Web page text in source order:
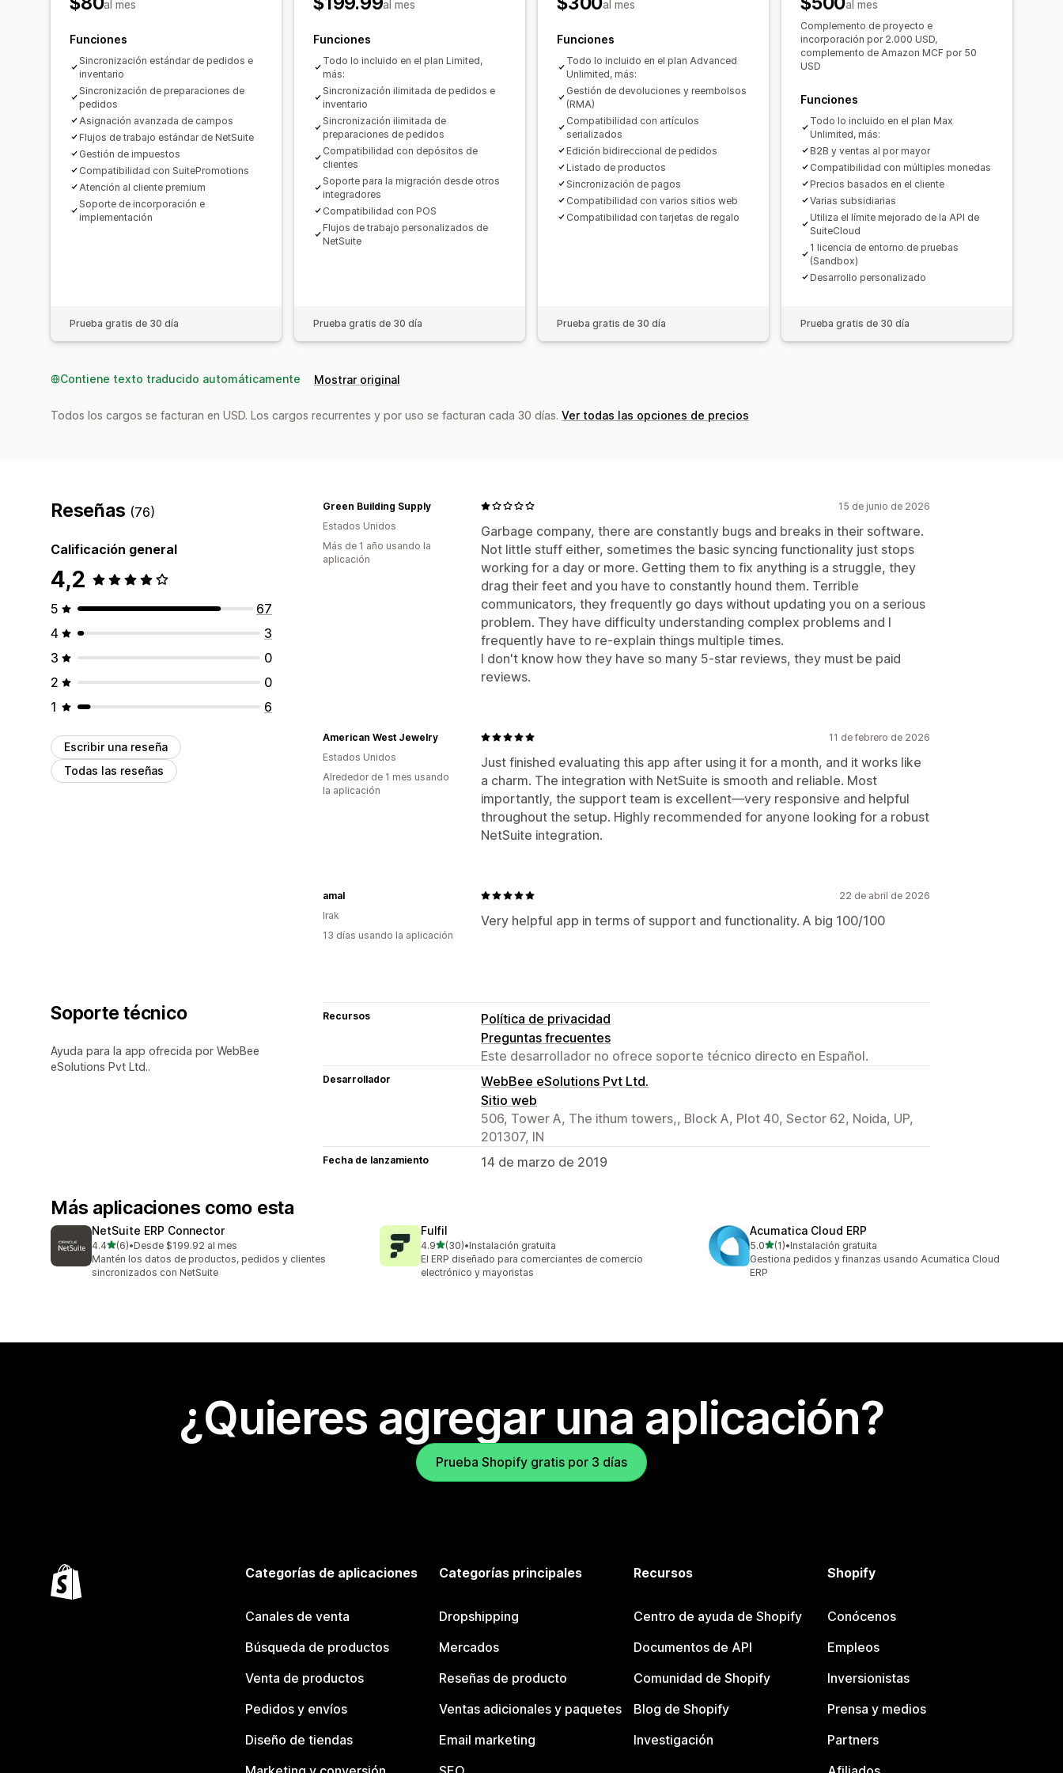
Cuentas por pagar
Pedidos de compra
Consolidación financiera
Múltiples monedas
al mes
Funciones
Sincronización estándar de pedidos e
inventario
Sincronización de preparaciones de
pedidos
Asignación avanzada de campos
Flujos de trabajo estándar de NetSuite
Gestión de impuestos
Compatibilidad con SuitePromotions
Atención al cliente premium
Soporte de incorporación e
implementación
Prueba gratis de 30 día
al mes
Funciones
Todo lo incluido en el plan Limited,
más:
Sincronización ilimitada de pedidos e
inventario
Sincronización ilimitada de
preparaciones de pedidos
Compatibilidad con depósitos de
clientes
Soporte para la migración desde otros
integradores
Compatibilidad con POS
Flujos de trabajo personalizados de
NetSuite
Prueba gratis de 30 día
al mes
Funciones
Todo lo incluido en el plan Advanced
Unlimited, más:
Gestión de devoluciones y reembolsos
(RMA)
Compatibilidad con artículos
serializados
Edición bidireccional de pedidos
Listado de productos
Sincronización de pagos
Compatibilidad con varios sitios web
Compatibilidad con tarjetas de regalo
Prueba gratis de 30 día
al mes
Complemento de proyecto e
incorporación por 2.000 USD,
complemento de Amazon MCF por 50
USD
Funciones
Todo lo incluido en el plan Max
Unlimited, más:
B2B y ventas al por mayor
Compatibilidad con múltiples monedas
Precios basados en el cliente
Varias subsidiarias
Utiliza el límite mejorado de la API de
SuiteCloud
1 licencia de entorno de pruebas
(Sandbox)
Desarrollo personalizado
Prueba gratis de 30 día
Contiene texto traducido automáticamente Mostrar original
Todos los cargos se facturan en USD. Los cargos recurrentes y por uso se facturan cada 30 días. Ver todas las opciones de precios
Reseñas (76)
Calificación general
4,2
5
67
4
3
3
0
2
0
1
6
Escribir una reseña
Todas las reseñas
15 de junio de 2026
Garbage company, there are constantly bugs and breaks in their software.
Not little stuff either, sometimes the basic syncing functionality just stops
working for a day or more. Getting them to fix anything is a struggle, they
drag their feet and you have to constantly hound them. Terrible
communicators, they frequently go days without updating you on a serious
problem. They have difficulty understanding complex problems and I
frequently have to re-explain things multiple times.
I don't know how they have so many 5-star reviews, they must be paid
reviews.
Green Building Supply
Estados Unidos
Más de 1 año usando la
aplicación
11 de febrero de 2026
Just finished evaluating this app after using it for a month, and it works like
a charm. The integration with NetSuite is smooth and reliable. Most
importantly, the support team is excellent—very responsive and helpful
throughout the setup. Highly recommended for anyone looking for a robust
NetSuite integration.
American West Jewelry
Estados Unidos
Alrededor de 1 mes usando
la aplicación
22 de abril de 2026
Very helpful app in terms of support and functionality. A big 100/100
amal
Irak
13 días usando la aplicación
Soporte técnico
Ayuda para la app ofrecida por WebBee
eSolutions Pvt Ltd..
Recursos
Política de privacidad
Preguntas frecuentes
Este desarrollador no ofrece soporte técnico directo en Español.
Desarrollador
WebBee eSolutions Pvt Ltd.
Sitio web
506, Tower A, The ithum towers,, Block A, Plot 40, Sector 62, Noida, UP,
201307, IN
Fecha de lanzamiento 14 de marzo de 2019
Más aplicaciones como esta
NetSuite ERP Connector
4.4de 5 estrellas
(6)
6 reseñas en total
•Desde $199.92 al mes
Mantén los datos de productos, pedidos y clientes
sincronizados con NetSuite
Fulfil
4.9de 5 estrellas
(30)
30 reseñas en total
•Instalación gratuita
El ERP diseñado para comerciantes de comercio
electrónico y mayoristas
Acumatica Cloud ERP
5.0de 5 estrellas
(1)
1 reseñas en total
•Instalación gratuita
Gestiona pedidos y finanzas usando Acumatica Cloud
ERP
¿Quieres agregar una aplicación?
Prueba Shopify gratis por 3 días
Categorías de aplicaciones
Canales de venta
Búsqueda de productos
Venta de productos
Pedidos y envíos
Diseño de tiendas
Categorías principales
Dropshipping
Mercados
Reseñas de producto
Ventas adicionales y paquetes
Email marketing
Recursos
Centro de ayuda de Shopify
Documentos de API
Comunidad de Shopify
Blog de Shopify
Investigación
Shopify
Conócenos
Empleos
Inversionistas
Prensa y medios
Partners